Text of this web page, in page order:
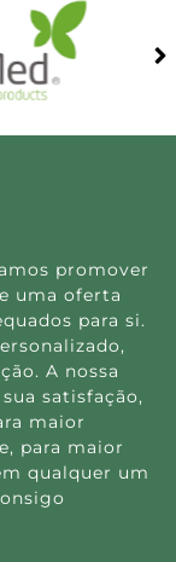
promover
uma oferta
para si.
A nossa
satisfação,
maior
para maior
qualquer um